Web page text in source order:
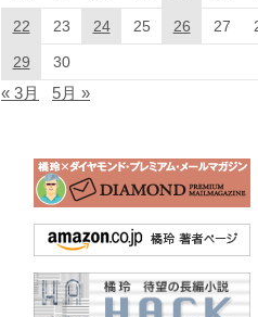
22 23 24 25 26 27
29 30
« 3月 5月 »